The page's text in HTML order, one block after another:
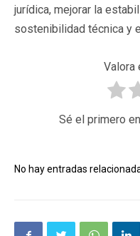
jurídica, mejorar la
sostenibilidad técnica y
Valora
Sé el primero
No hay entradas